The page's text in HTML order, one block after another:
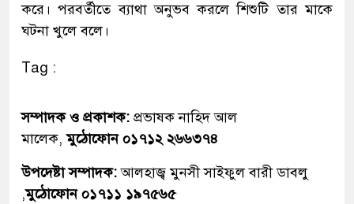
করে। পরবর্তীতে ব্যাথা অনুভব করলে শিশুটি তার মাকে
ঘটনা খুলে বলে।
Tag :
সম্পাদক ও প্রকাশক: প্রভাষক নাহিদ আল
মালেক,মুঠোফোন ০১৭১২ ২৬৬৩৭৪
উপদেষ্টা সম্পাদক:আলহাজ্ব মুনসী সাইফুল বারী ডাবলু
,মুঠোফোন ০১৭১১ ১৯৭৫৬৫